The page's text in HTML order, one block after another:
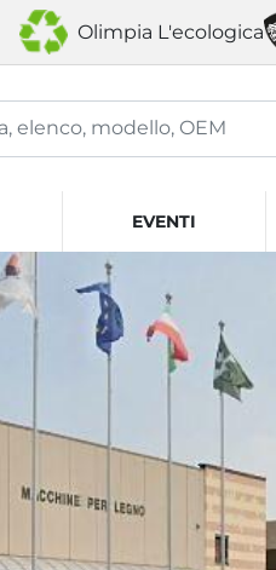
Olimpia L'ecologica
EVENTI